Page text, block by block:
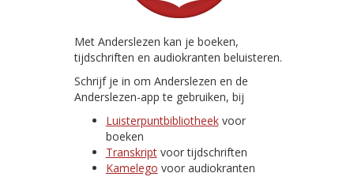
Met Anderslezen kan je boeken,
tijdschriften en audiokranten beluisteren.
Schrijf je in om Anderslezen en de
Anderslezen-app te gebruiken, bij
Luisterpuntbibliotheekvoor
boeken
Transkriptvoor tijdschriften
Kamelego voor audiokranten